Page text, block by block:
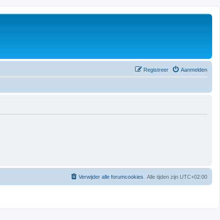
Aanmelden
Registreer
Alle tijden zijn UTC+02:00
Verwijder alle forumcookies